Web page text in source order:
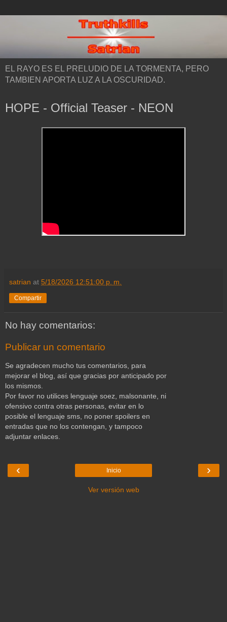
EL RAYO ES EL PRELUDIO DE LA TORMENTA, PERO
TAMBIEN APORTA LUZ A LA OSCURIDAD.
HOPE - Official Teaser - NEON
satrian at 5/18/2026 12:51:00 p. m.
Compartir
No hay comentarios:
Publicar un comentario
Se agradecen mucho tus comentarios, para
mejorar el blog, así que gracias por anticipado por
los mismos.
Por favor no utilices lenguaje soez, malsonante, ni
ofensivo contra otras personas, evitar en lo
posible el lenguaje sms, no poner spoilers en
entradas que no los contengan, y tampoco
adjuntar enlaces.
‹ ›
Inicio
Ver versión web